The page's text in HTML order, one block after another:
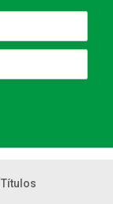
Títulos